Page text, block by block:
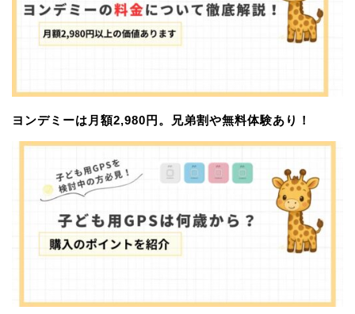
ヨンデミーは月額2,980円。兄弟割や無料体験あり！